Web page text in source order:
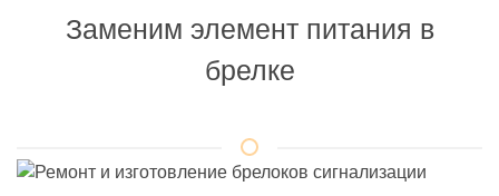
Заменим элемент питания в
брелке